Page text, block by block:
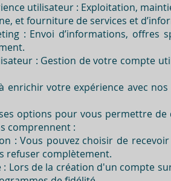
utilisateur : Exploitation,
et fourniture de services et
: Envoi d’informations, offres
: Gestion de votre compte
enrichir votre expérience avec
options pour vous permettre
comprennent :
: Vous pouvez choisir de
refuser complètement.
Lors de la création d'un compte